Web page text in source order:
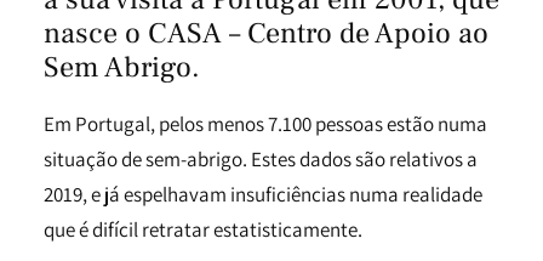
nasce o CASA – Centro de Apoio ao
Sem Abrigo.
Em Portugal, pelos menos 7.100 pessoas estão numa
situação de sem-abrigo. Estes dados são relativos a
2019, e já espelhavam insuficiências numa realidade
que é difícil retratar estatisticamente.